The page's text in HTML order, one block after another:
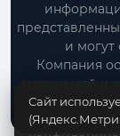
и могут
Компания
изменений в
товара
Сайт